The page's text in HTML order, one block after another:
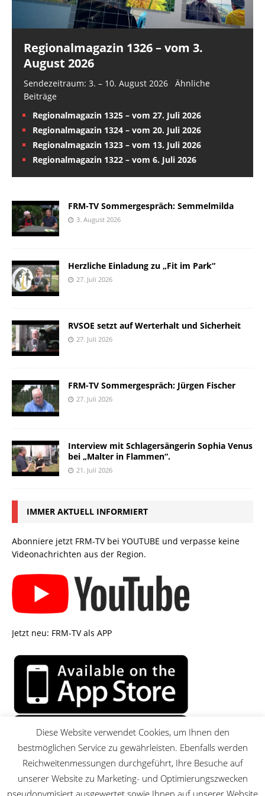
Regionalmagazin 1326 – vom 3.
August 2026
Sendezeitraum: 3. – 10. August 2026 Ähnliche
Beiträge
Regionalmagazin 1325 – vom 27. Juli 2026
Regionalmagazin 1324 – vom 20. Juli 2026
Regionalmagazin 1323 – vom 13. Juli 2026
Regionalmagazin 1322 – vom 6. Juli 2026
FRM-TV Sommergespräch: Semmelmilda
3. August 2026
Herzliche Einladung zu „Fit im Park“
27. Juli 2026
RVSOE setzt auf Werterhalt und Sicherheit
27. Juli 2026
FRM-TV Sommergespräch: Jürgen Fischer
27. Juli 2026
Interview mit Schlagersängerin Sophia Venus
bei „Malter in Flammen“.
21. Juli 2026
IMMER AKTUELL INFORMIERT
Abonniere jetzt FRM-TV bei YOUTUBE und verpasse keine
Videonachrichten aus der Region.
Jetzt neu: FRM-TV als APP
Diese Website verwendet Cookies, um Ihnen den
bestmöglichen Service zu gewährleisten. Ebenfalls werden
Reichweitenmessungen durchgeführt, Ihre Besuche auf
unserer Website zu Marketing- und Optimierungszwecken
pseudonymisiert ausgewertet sowie Ihnen auf unserer Website